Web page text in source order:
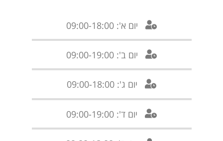
יום א': 09:00-18:00
יום ב': 09:00-19:00
יום ג': 09:00-18:00
יום ד': 09:00-19:00